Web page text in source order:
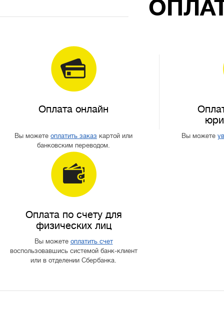
Оплата онлайн
Вы можете оплатить заказ картой или
банковским переводом.
Вы можете
Оплата по счету для
физических лиц
Вы можете оплатить счет
воспользовавшись системой банк-клиент
или в отделении Сбербанка.